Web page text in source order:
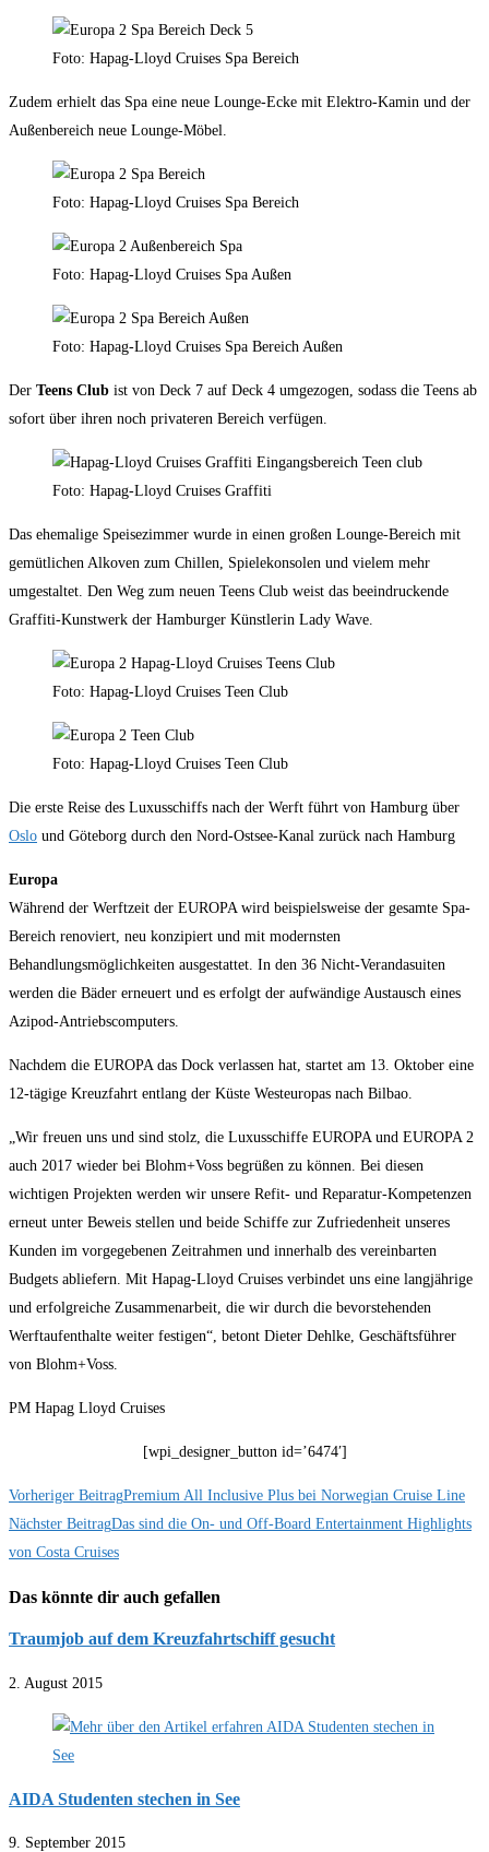
Foto: Hapag-Lloyd Cruises Spa Bereich
Zudem erhielt das Spa eine neue Lounge-Ecke mit Elektro-Kamin und der
Außenbereich neue Lounge-Möbel.
Foto: Hapag-Lloyd Cruises Spa Bereich
Foto: Hapag-Lloyd Cruises Spa Außen
Foto: Hapag-Lloyd Cruises Spa Bereich Außen
Der Teens Club ist von Deck 7 auf Deck 4 umgezogen, sodass die Teens ab
sofort über ihren noch privateren Bereich verfügen.
Foto: Hapag-Lloyd Cruises Graffiti
Das ehemalige Speisezimmer wurde in einen großen Lounge-Bereich mit
gemütlichen Alkoven zum Chillen, Spielekonsolen und vielem mehr
umgestaltet. Den Weg zum neuen Teens Club weist das beeindruckende
Graffiti-Kunstwerk der Hamburger Künstlerin Lady Wave.
Foto: Hapag-Lloyd Cruises Teen Club
Foto: Hapag-Lloyd Cruises Teen Club
Die erste Reise des Luxusschiffs nach der Werft führt von Hamburg über
Oslo und Göteborg durch den Nord-Ostsee-Kanal zurück nach Hamburg
Europa
Während der Werftzeit der EUROPA wird beispielsweise der gesamte Spa-
Bereich renoviert, neu konzipiert und mit modernsten
Behandlungsmöglichkeiten ausgestattet. In den 36 Nicht-Verandasuiten
werden die Bäder erneuert und es erfolgt der aufwändige Austausch eines
Azipod-Antriebscomputers.
Nachdem die EUROPA das Dock verlassen hat, startet am 13. Oktober eine
12-tägige Kreuzfahrt entlang der Küste Westeuropas nach Bilbao.
„Wir freuen uns und sind stolz, die Luxusschiffe EUROPA und EUROPA 2
auch 2017 wieder bei Blohm+Voss begrüßen zu können. Bei diesen
wichtigen Projekten werden wir unsere Refit- und Reparatur-Kompetenzen
erneut unter Beweis stellen und beide Schiffe zur Zufriedenheit unseres
Kunden im vorgegebenen Zeitrahmen und innerhalb des vereinbarten
Budgets abliefern. Mit Hapag-Lloyd Cruises verbindet uns eine langjährige
und erfolgreiche Zusammenarbeit, die wir durch die bevorstehenden
Werftaufenthalte weiter festigen“, betont Dieter Dehlke, Geschäftsführer
von Blohm+Voss.
PM Hapag Lloyd Cruises
[wpi_designer_button id=’6474′]
Weitere
Artikel
Vorheriger BeitragPremium All Inclusive Plus bei Norwegian Cruise Line
Nächster BeitragDas sind die On- und Off-Board Entertainment Highlights
von Costa Cruises
Das könnte dir auch gefallen
Traumjob auf dem Kreuzfahrtschiff gesucht
2. August 2015
AIDA Studenten stechen in See
9. September 2015